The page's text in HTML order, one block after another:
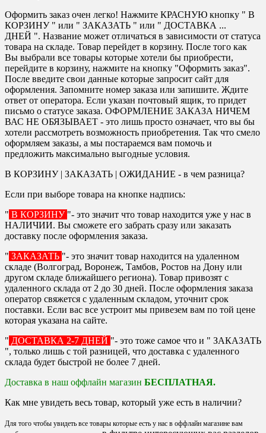
Оформить заказ очен легко! Нажмите КРАСНУЮ кнопку " В
КОРЗИНУ " или " ЗАКАЗАТЬ " или " ДОСТАВКА ...
ДНЕЙ ". Название может отличаться в зависимости от статуса
товара на складе. Товар перейдет в корзину. После того как
Вы выбрали все товары которые хотели бы приобрести,
перейдите в корзину, нажмите на кнопку "Оформить заказ".
После введите свои данные которые запросит сайт для
оформления. Запомните номер заказа или запишите. Ждите
ответ от оператора. Если указан почтовый ящик, то придет
письмо о статусе заказа. ОФОРМЛЕНИЕ ЗАКАЗА НИЧЕМ
ВАС НЕ ОБЯЗЫВАЕТ - это лишь просто означает, что вы бы
хотели рассмотреть возможность приобретения. Так что смело
оформляем заказы, а мы постараемся вам помочь и
предложить максимально выгодные условия.
В КОРЗИНУ | ЗАКАЗАТЬ | ОЖИДАНИЕ - в чем разница?
Если при выборе товара на кнопке надпись:
" В КОРЗИНУ "- это значит что товар находится уже у нас в
НАЛИЧИИ. Вы сможете его забрать сразу или заказать
доставку после оформления заказа.
" ЗАКАЗАТЬ "- это значит товар находится на удаленном
складе (Волгоград, Воронеж, Тамбов, Ростов на Дону или
другом складе ближайшего региона). Товар привозят с
удаленного склада от 2 до 30 дней. После оформления заказа
оператор свяжется с удаленным складом, уточнит срок
поставки. Если вас все устроит мы привезем вам по той цене
которая указана на сайте.
" ДОСТАВКА 2-7 ДНЕЙ "- это тоже самое что и " ЗАКАЗАТЬ
", только лишь с той разницей, что доставка с удаленного
склада будет быстрой не более 7 дней.
Доставка в наш оффлайн магазин БЕСПЛАТНАЯ.
Как мне увидеть весь товар, который уже есть в наличии?
Для того чтобы увидеть все товары которые есть у нас в оффлайн магазине вам